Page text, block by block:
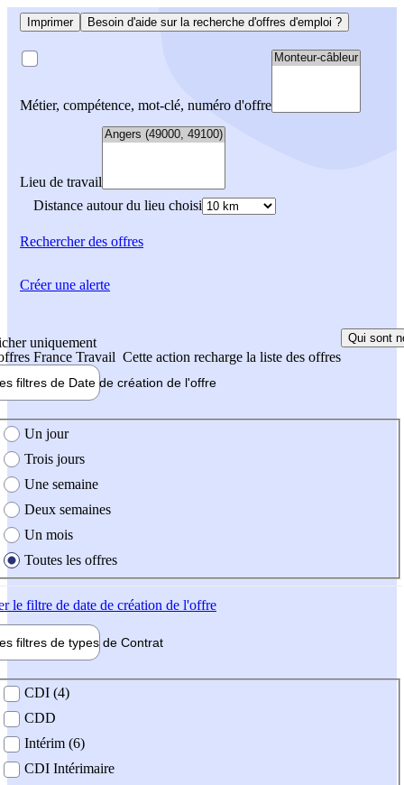
Imprimer Besoin d'aide sur la recherche d'offres d'emploi ?
Métier, compétence, mot-clé, numéro d'offre
Lieu de travail
Distance autour du lieu choisi
Rechercherdes offres
uniquement
France Travail Cette action recharge la liste des offres
Qui sont
filtres de Date de création de l'offre
création de l'offre
Un jour
Trois jours
Une semaine
Deux semaines
Un mois
Toutes les offres
le filtre de date de création de l'offre
filtres de types de Contrat
contrat
CDI (4)
CDD
Intérim (6)
CDI Intérimaire
Créer une alerte